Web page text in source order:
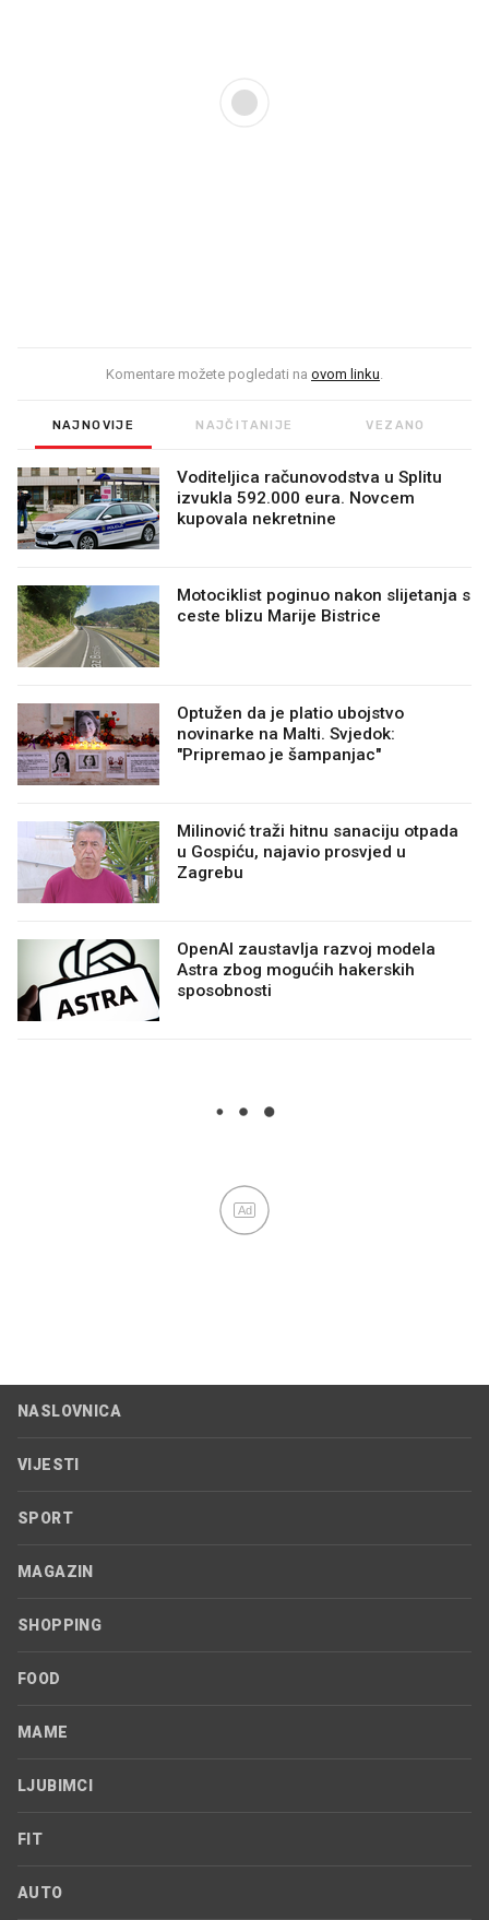
Komentare možete pogledati na ovom linku.
NAJNOVIJE NAJČITANIJE VEZANO
Voditeljica računovodstva u Splitu
izvukla 592.000 eura. Novcem
kupovala nekretnine
Motociklist poginuo nakon slijetanja s
ceste blizu Marije Bistrice
Optužen da je platio ubojstvo
novinarke na Malti. Svjedok:
"Pripremao je šampanjac"
Milinović traži hitnu sanaciju otpada
u Gospiću, najavio prosvjed u
Zagrebu
OpenAI zaustavlja razvoj modela
Astra zbog mogućih hakerskih
sposobnosti
Ad
NASLOVNICA
VIJESTI
SPORT
MAGAZIN
SHOPPING
FOOD
MAME
LJUBIMCI
FIT
AUTO